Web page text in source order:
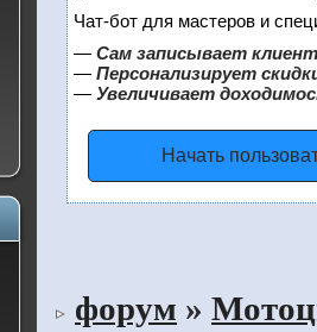
Чат-бот для мастеров и
— Сам записывает
— Персонализирует
— Увеличивает
Начать
форум »